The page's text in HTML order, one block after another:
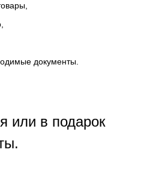
документы.
или в подарок